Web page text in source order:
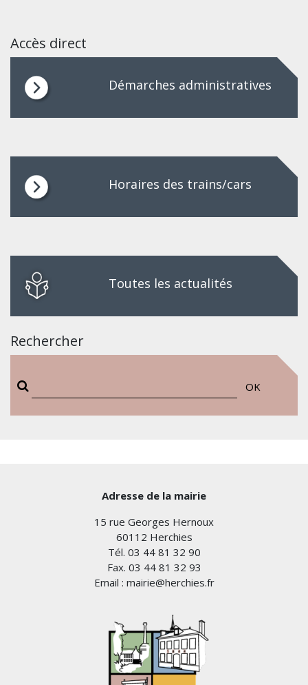
Accès direct
Démarches administratives
Horaires des trains/cars
Toutes les actualités
Rechercher
OK
Adresse de la mairie
15 rue Georges Hernoux
60112 Herchies
Tél. 03 44 81 32 90
Fax. 03 44 81 32 93
Email : mairie@herchies.fr